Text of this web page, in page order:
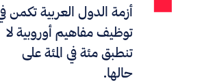
أزمة الدول العربية تكمن في
توظيف مفاهيم أوروبية لا
تنطبق مئة في المئة على
حالها.